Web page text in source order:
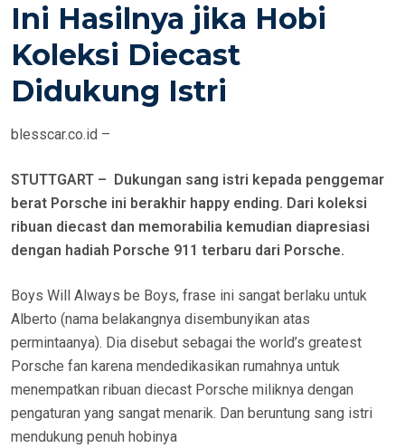
T
D
O
Ini Hasilnya jika Hobi
Koleksi Diecast
Didukung Istri
blesscar.co.id –
STUTTGART – Dukungan sang istri kepada penggemar
berat Porsche ini berakhir happy ending. Dari koleksi
ribuan diecast dan memorabilia kemudian diapresiasi
dengan hadiah Porsche 911 terbaru dari Porsche.
Boys Will Always be Boys, frase ini sangat berlaku untuk
Alberto (nama belakangnya disembunyikan atas
permintaanya). Dia disebut sebagai the world’s greatest
Porsche fan karena mendedikasikan rumahnya untuk
menempatkan ribuan diecast Porsche miliknya dengan
pengaturan yang sangat menarik. Dan beruntung sang istri
mendukung penuh hobinya